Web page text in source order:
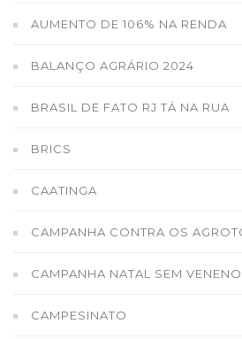
AUMENTO DE 106% NA RENDA
BALANÇO AGRÁRIO 2024
BRASIL DE FATO RJ TÁ NA RUA
BRICS
CAATINGA
CAMPANHA CONTRA OS
CAMPANHA NATAL SEM VENENO
CAMPESINATO